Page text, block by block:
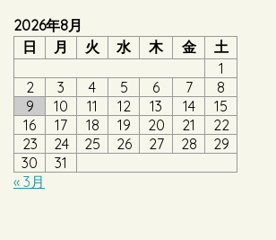
2026年8月
日
月 火 水 木 金
土
1
2
3 4 5 6 7
8
9
10 11 12 13 14
15
16
17 18 19 20 21
22
23
24 25 26 27 28
29
30
31
« 3月